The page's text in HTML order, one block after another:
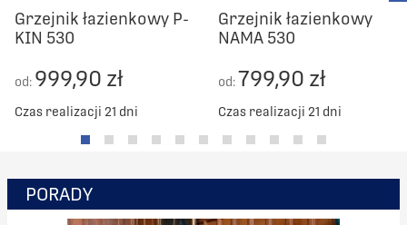
Grzejnik łazienkowy P-
KIN 530
od: 999,90 zł
Czas realizacji 21 dni
Grzejnik łazienkowy
NAMA 530
od:799,90 zł
Czas realizacji 21 dni
PORADY